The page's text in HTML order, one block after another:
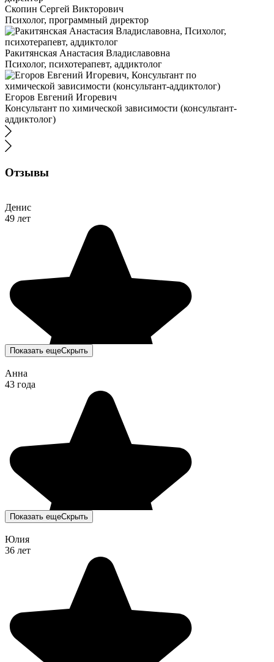
Скопин Сергей Викторович
Психолог, программный директор
Ракитянская Анастасия Владиславовна
Психолог, психотерапевт, аддиктолог
Егоров Евгений Игоревич
Консультант по химической зависимости (консультант-
аддиктолог)
Отзывы
Денис
49 лет
Показать ещеСкрыть
Анна
43 года
Показать ещеСкрыть
Юлия
36 лет